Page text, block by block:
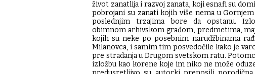
život zanatlija i razvoj zanata, koji esnafi su
pobrojani su zanati kojih više nema u
poslednjim trzajima bore da opstanu.
obimnom arhivskom građom, predmetima,
kojih su neke po posebnim narudžbinama
Milanovca, i samim tim posvedočile kako je
pre stradanja u Drugom svetskom ratu.
izložbu kao korene koje im niko ne može